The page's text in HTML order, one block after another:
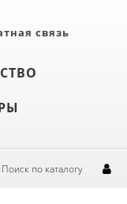
связь
Поиск по каталогу